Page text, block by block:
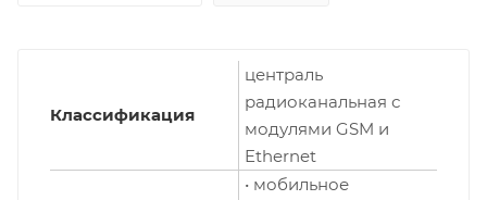
Классификация
централь
радиоканальная с
модулями GSM и
Ethernet
• мобильное